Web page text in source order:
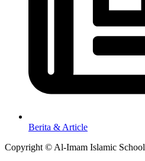
Berita & Article
Copyright © Al-Imam Islamic School